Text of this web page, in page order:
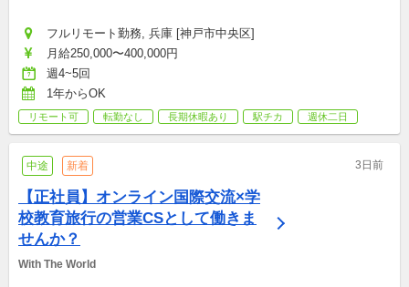
フルリモート勤務, 兵庫 [神戸市中央区]
月給250,000〜400,000円
週4~5回
1年からOK
リモート可 転勤なし 長期休暇あり 駅チカ 週休二日
中途 新着 3日前
【正社員】オンライン国際交流×学
校教育旅行の営業CSとして働きま
せんか？
With The World